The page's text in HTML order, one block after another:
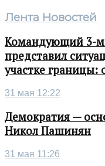
Лента Новостей
Командующий 3-м
представил
участке границы:
31 мая 12:22
Демократия —
Никол Пашинян
31 мая 11:26